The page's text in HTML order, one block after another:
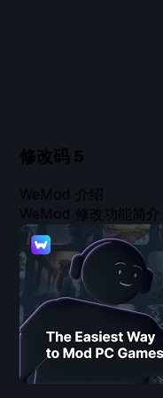
修改码 5
WeMod 介绍
WeMod 修改功能简介